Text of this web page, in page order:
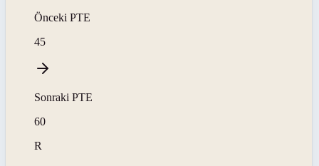
Önceki PTE
45
Sonraki PTE
60
R